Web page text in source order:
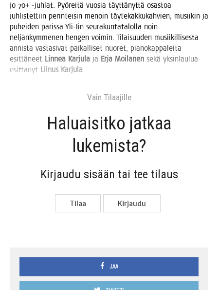
jo 70+ ‑juh­lat. Pyö­rei­tä vuo­sia täyt­tä­nyt­tä osas­toa
juh­lis­tet­tiin perin­tei­sin menoin täy­te­kak­ku­kah­vien, musii­kin ja
puhei­den paris­sa Yli-Iin seu­ra­kun­ta­ta­lol­la noin
nel­jän­kym­me­nen hen­gen voi­min. Tilai­suu­den musii­kil­li­ses­ta
annis­ta vas­ta­si­vat pai­kal­li­set nuo­ret, pia­no­kap­pa­lei­ta
esit­tä­neet Lin­nea Kar­ju­la ja Erja Moi­la­nen sekä yksin­lau­lua
esit­tä­nyt Lii­nus Kar­ju­la.
Vain Tilaa­jil­le
Haluai­sit­ko jat­kaa
lukemista?
Kir­jau­du sisään tai tee tilaus
Tilaa Kir­jau­du
JAA